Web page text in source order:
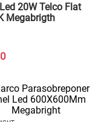
20W Telco Flat
Megabrigth